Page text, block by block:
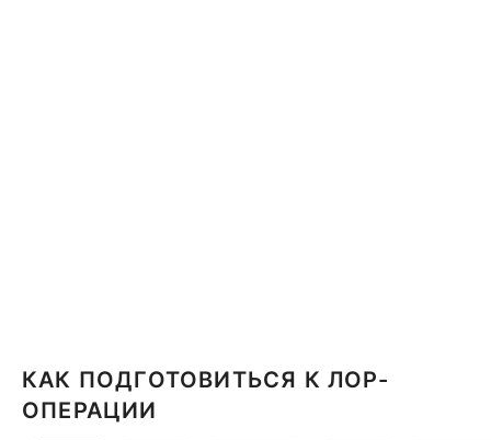
КАК ПОДГОТОВИТЬСЯ К ЛОР-
ОПЕРАЦИИ